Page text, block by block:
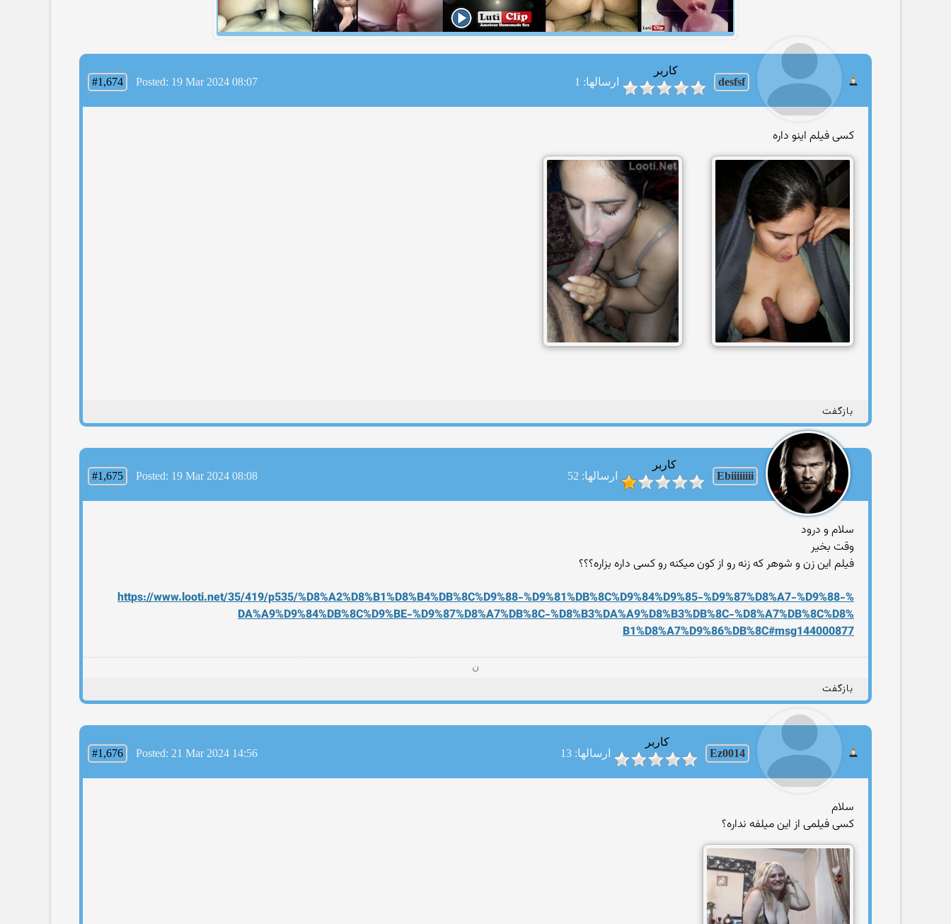
desfsf
کاربر
ارسالها: 1
#1,674 Posted: 19 Mar 2024 08:07
کسی فیلم اینو داره
بازگفت
Ebiiiiiiii
کاربر
ارسالها: 52
#1,675 Posted: 19 Mar 2024 08:08
سلام و درود
وقت بخیر
فیلم این زن و شوهر که زنه رو از کون میکنه رو کسی داره بزاره؟؟؟
https://www.looti.net/35/419/p535/%D8%A2%D8%B1%D8%B4%DB%8C%D9%88-%D9%81%DB%8C%D9%84%D9%85-%D9%87%D8%A7-%D9%88-%
DA%A9%D9%84%DB%8C%D9%BE-%D9%87%D8%A7%DB%8C-%D8%B3%DA%A9%D8%B3%DB%8C-%D8%A7%DB%8C%D8%
B1%D8%A7%D9%86%DB%8C#msg144000877
ن
بازگفت
Ez0014
کاربر
ارسالها: 13
#1,676 Posted: 21 Mar 2024 14:56
سلام
کسی فیلمی از این میلفه نداره؟